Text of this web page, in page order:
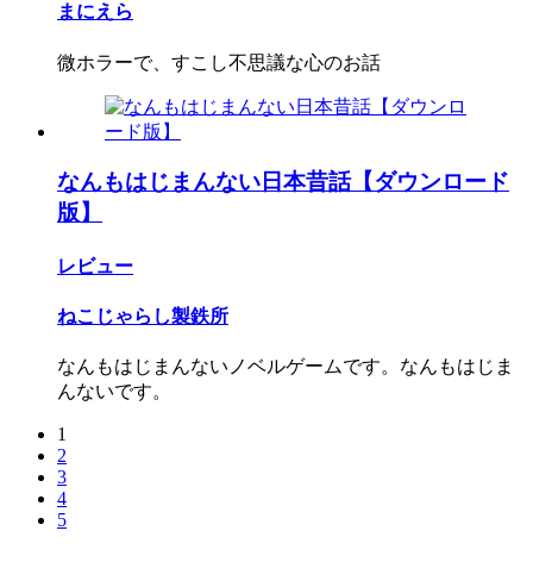
まにえら
微ホラーで、すこし不思議な心のお話
なんもはじまんない日本昔話【ダウンロード
版】
レビュー
ねこじゃらし製鉄所
なんもはじまんないノベルゲームです。なんもはじま
んないです。
1
2
3
4
5